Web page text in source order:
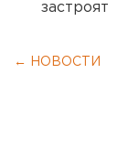
застроят
← НОВОСТИ